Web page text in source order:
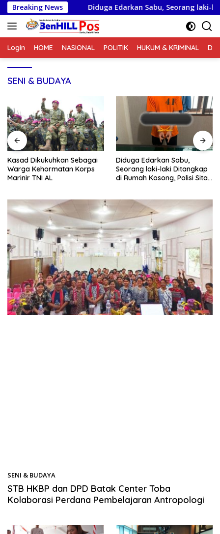
Langsung
ke
konten
Breaking News
AL Diduga Edarkan Sabu, Seorang laki-laki
Login HOME NASIONAL POLITIK HUKUM & KRIMINAL
SENI & BUDAYA
Kasad Dikukuhkan Sebagai
Warga Kehormatan Korps
Marinir TNI AL
Diduga Edarkan Sabu,
Seorang laki-laki Ditangkap
di Rumah Kosong, Polisi Sita
SENI & BUDAYA
STB HKBP dan DPD Batak Center Toba
Kolaborasi Perdana Pembelajaran Antropologi